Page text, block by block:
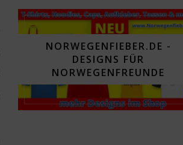
NORWEGENFIEBER.DE -
DESIGNS FÜR
NORWEGENFREUNDE